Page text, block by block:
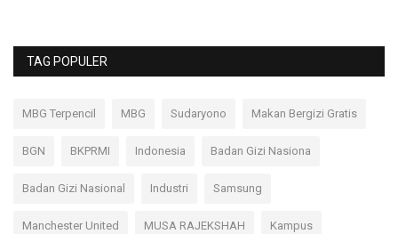
TAG POPULER
MBG Terpencil MBG Sudaryono Makan Bergizi Gratis
BGN BKPRMI Indonesia Badan Gizi Nasiona
Badan Gizi Nasional Industri Samsung
Manchester United MUSA RAJEKSHAH Kampus